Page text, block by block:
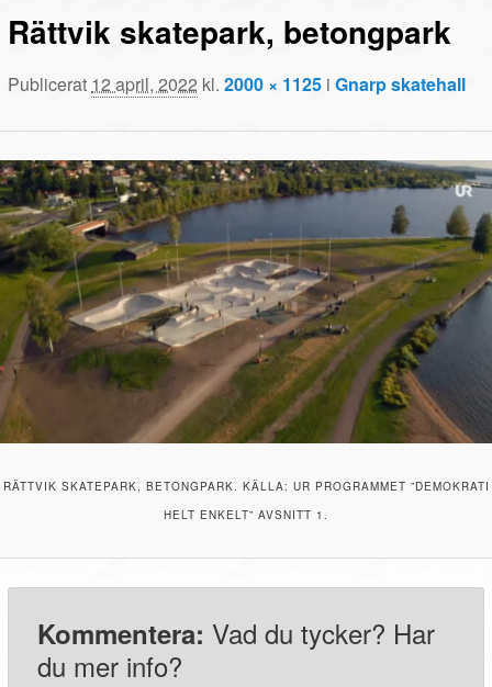
Rättvik skatepark, betongpark
Publicerat 12 april, 2022 kl.2000 × 1125 iGnarp skatehall
RÄTTVIK SKATEPARK, BETONGPARK. KÄLLA: UR PROGRAMMET ”DEMOKRATI
HELT ENKELT” AVSNITT 1.
Kommentera: Vad du tycker? Har
du mer info?